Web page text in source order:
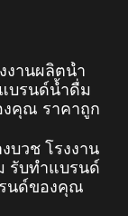
งานผลิตน้ำ
บรนด์น้ำดื่ม
คุณ ราคาถูก
บวช โรงงาน
รับทำแบรนด์
นด์ของคุณ